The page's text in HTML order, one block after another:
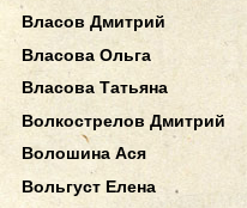
Власов Дмитрий
Власова Ольга
Власова Татьяна
Волкострелов Дмитрий
Волошина Ася
Вольгуст Елена